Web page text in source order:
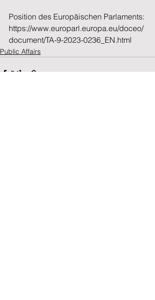
Position des Europäischen Parlaments:
https://www.europarl.europa.eu/doceo/
document/TA-9-2023-0236_EN.html
Public Affairs